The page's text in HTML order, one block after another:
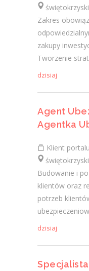
Zakres
zakupy
Tworzenie
dzisiaj
Agent
Agentka
Klient
Budowanie i
klientów oraz
potrzeb
dzisiaj